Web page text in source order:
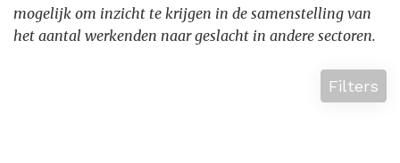
mogelijk om inzicht te krijgen in de samenstelling van
het aantal werkenden naar geslacht in andere sectoren.
Filters